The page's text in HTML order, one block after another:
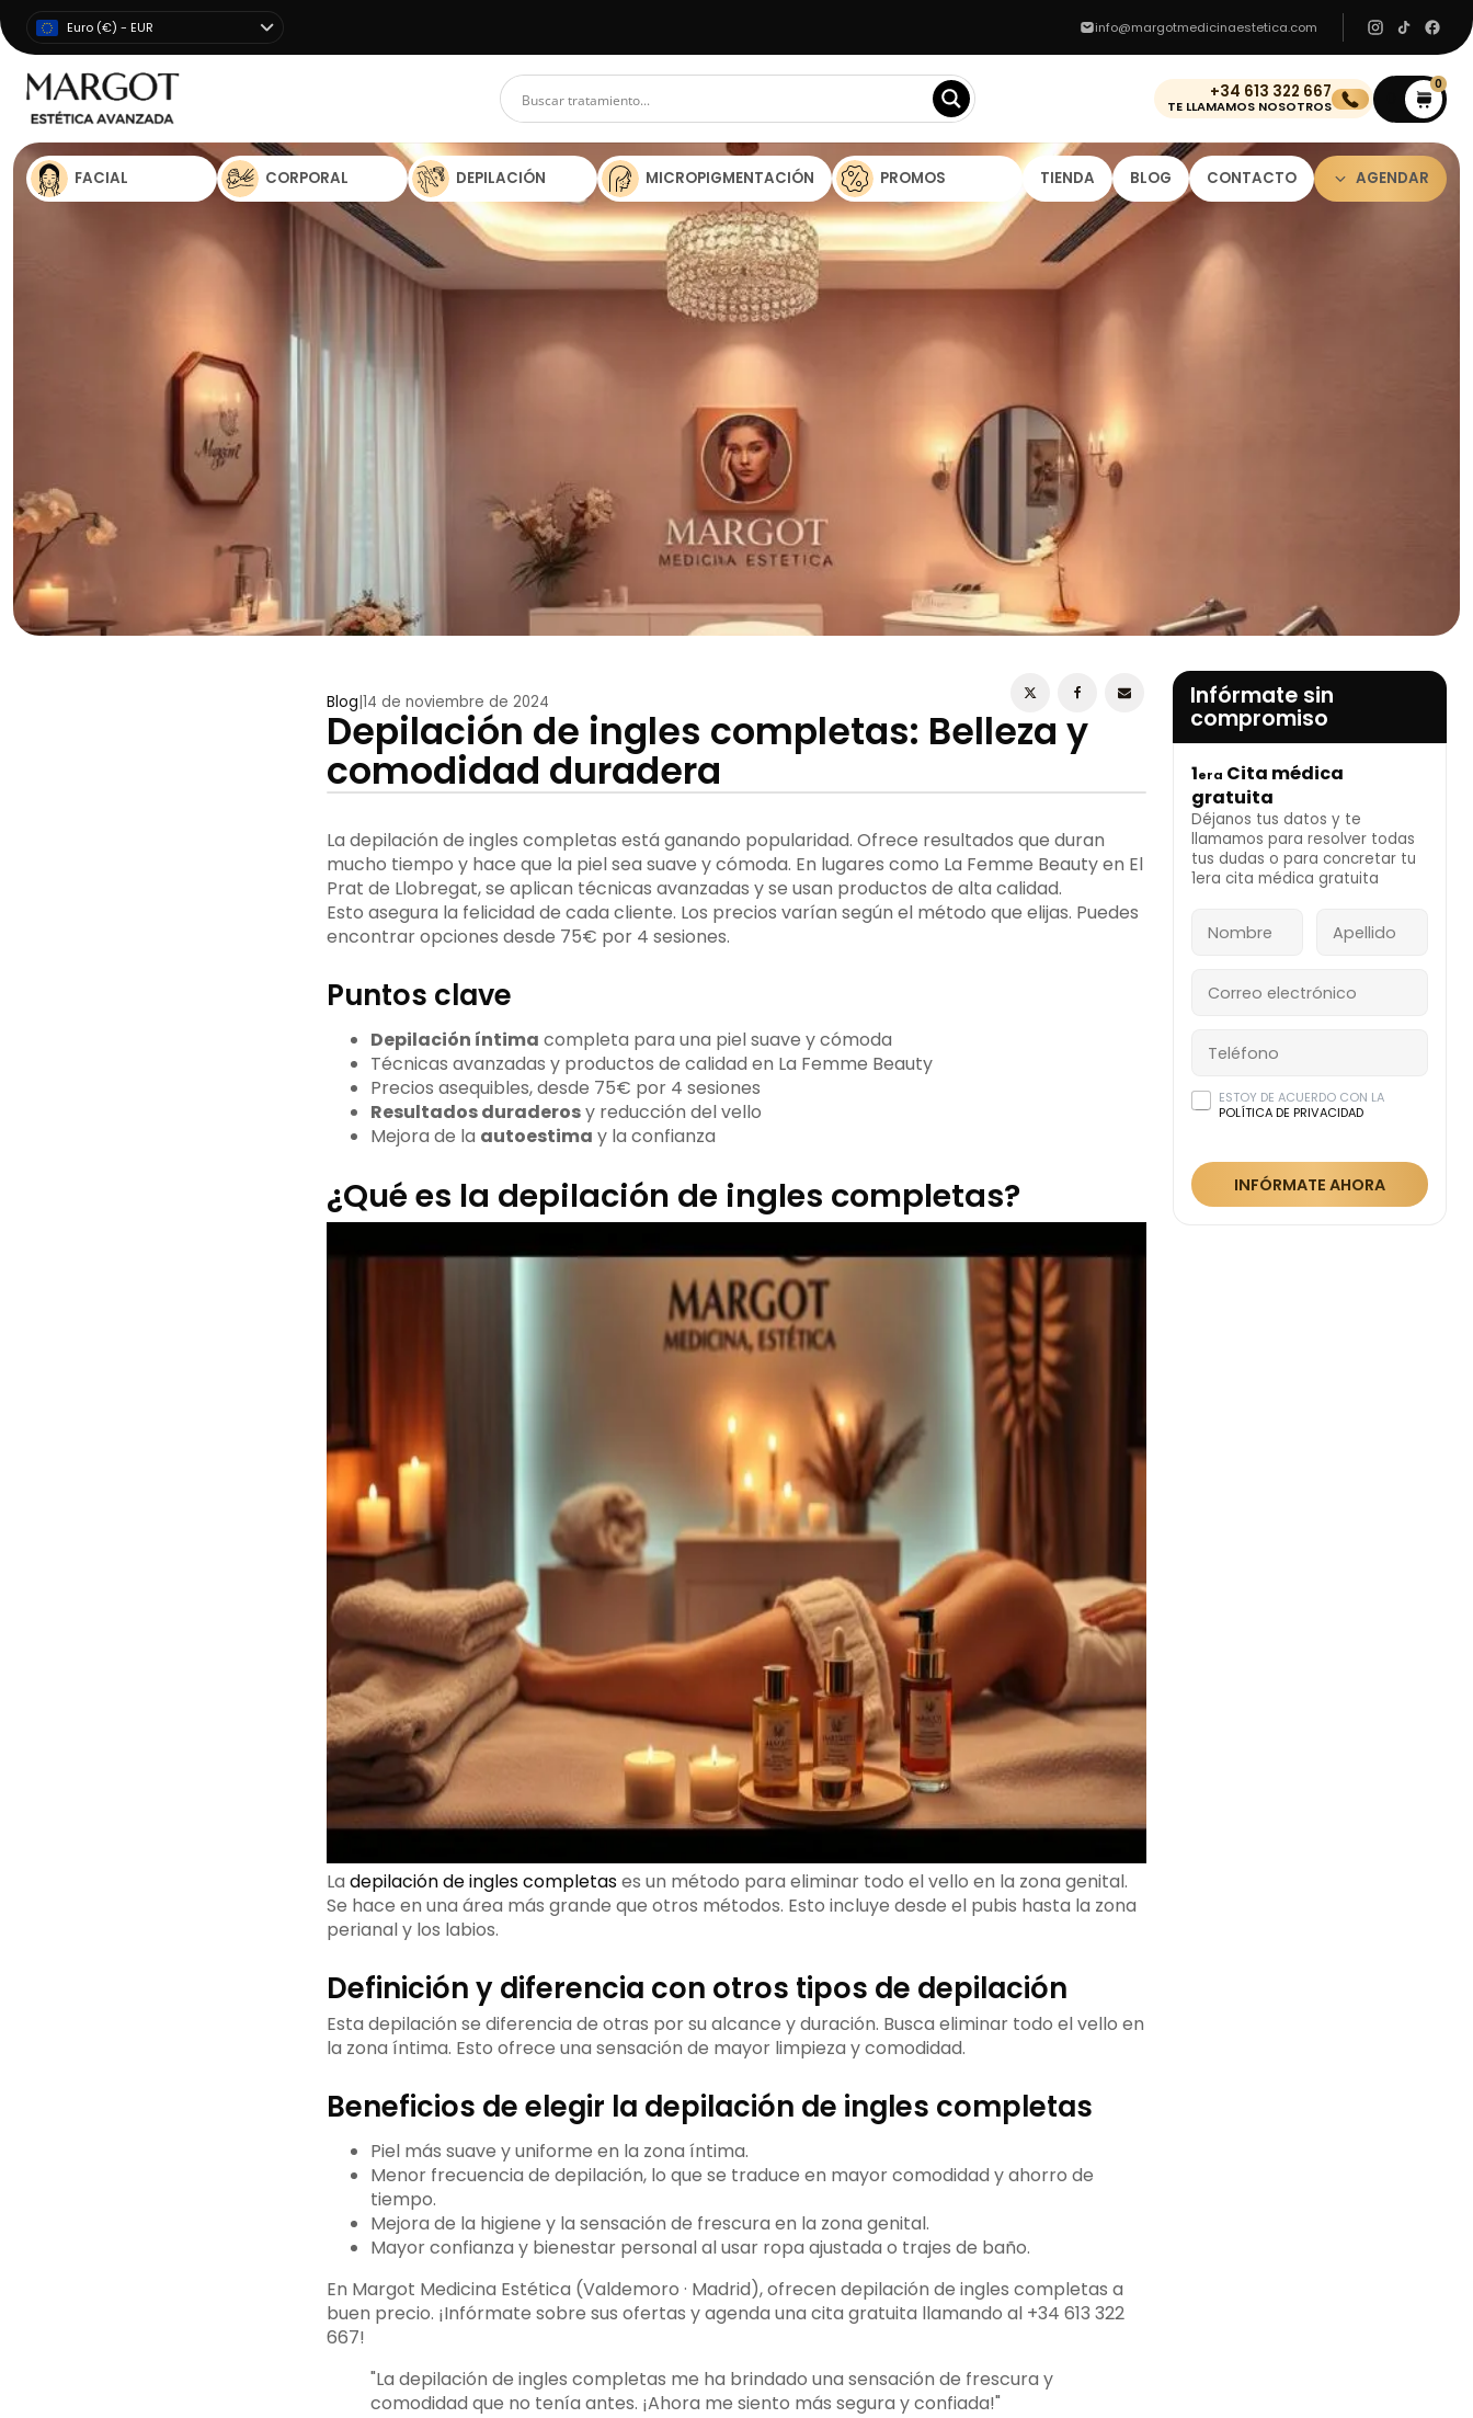
Euro (€) - EUR info@margotmedicinaestetica.com
+34 613 322 667
TE LLAMAMOS NOSOTROS
0
FACIAL CORPORAL DEPILACIÓN MICROPIGMENTACIÓN PROMOS TIENDA BLOG CONTACTO AGENDAR
INFÓRMATE AHORA
Blog 14 de noviembre de 2024
Depilación de ingles completas: Belleza y
comodidad duradera
La depilación de ingles completas está ganando popularidad. Ofrece resultados que duran
mucho tiempo y hace que la piel sea suave y cómoda. En lugares como La Femme Beauty en El
Prat de Llobregat, se aplican técnicas avanzadas y se usan productos de alta calidad.
Esto asegura la felicidad de cada cliente. Los precios varían según el método que elijas. Puedes
encontrar opciones desde 75€ por 4 sesiones.
Puntos clave
Depilación íntima completa para una piel suave y cómoda
Técnicas avanzadas y productos de calidad en La Femme Beauty
Precios asequibles, desde 75€ por 4 sesiones
Resultados duraderosy reducción del vello
Mejora de la autoestima y la confianza
¿Qué es la depilación de ingles completas?
La depilación de ingles completases un método para eliminar todo el vello en la zona genital.
Se hace en una área más grande que otros métodos. Esto incluye desde el pubis hasta la zona
perianal y los labios.
Definición y diferencia con otros tipos de depilación
Esta depilación se diferencia de otras por su alcance y duración. Busca eliminar todo el vello en
la zona íntima. Esto ofrece una sensación de mayor limpieza y comodidad.
Beneficios de elegir la depilación de ingles completas
Piel más suave y uniforme en la zona íntima.
Menor frecuencia de depilación, lo que se traduce en mayor comodidad y ahorro de
tiempo.
Mejora de la higiene y la sensación de frescura en la zona genital.
Mayor confianza y bienestar personal al usar ropa ajustada o trajes de baño.
En Margot Medicina Estética (Valdemoro · Madrid), ofrecen depilación de ingles completas a
buen precio. ¡Infórmate sobre sus ofertas y agenda una cita gratuita llamando al +34 613 322
667!
"La depilación de ingles completas me ha brindado una sensación de frescura y
comodidad que no tenía antes. ¡Ahora me siento más segura y confiada!"
Infórmate sin
compromiso
1era Cita médica
gratuita
Déjanos tus datos y te
llamamos para resolver todas
tus dudas o para concretar tu
1era cita médica gratuita
ESTOY DE ACUERDO CON LA
POLÍTICA DE PRIVACIDAD
INFÓRMATE AHORA